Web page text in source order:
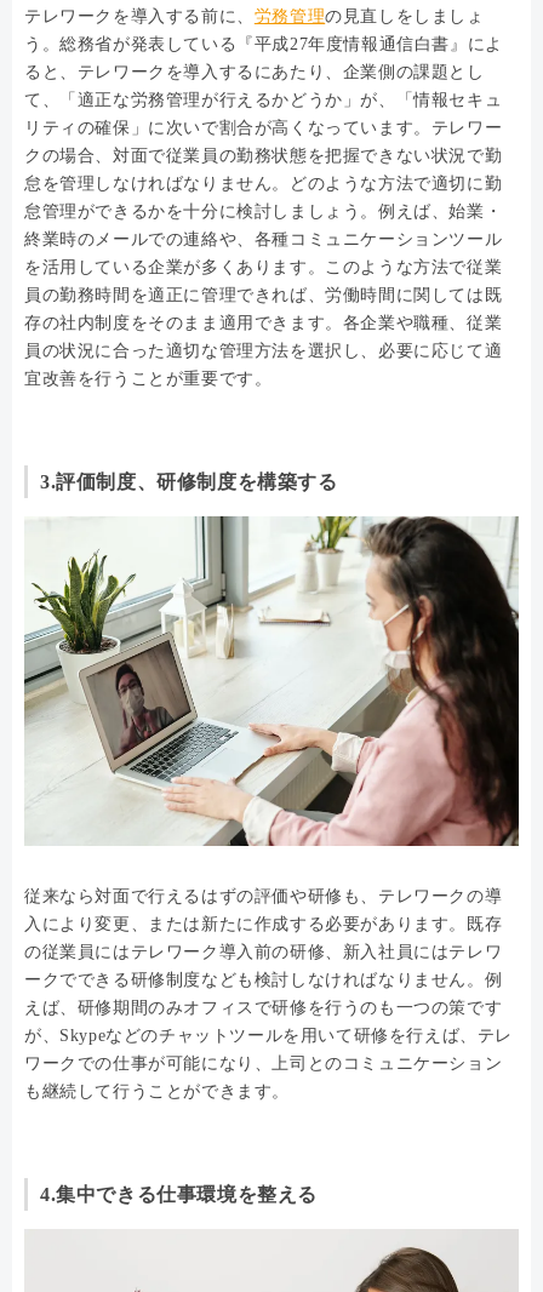
テレワークを導入する前に、 労務管理の見直しをしましょ
う。総務省が発表している『平成27年度情報通信白書』によ
ると、テレワークを導入するにあたり、企業側の課題とし
て、「適正な労務管理が行えるかどうか」が、「情報セキュ
リティの確保」に次いで割合が高くなっています。テレワー
クの場合、対面で従業員の勤務状態を把握できない状況で勤
怠を管理しなければなりません。どのような方法で適切に勤
怠管理ができるかを十分に検討しましょう。例えば、始業・
終業時のメールでの連絡や、各種コミュニケーションツール
を活用している企業が多くあります。このような方法で従業
員の勤務時間を適正に管理できれば、労働時間に関しては既
存の社内制度をそのまま適用できます。各企業や職種、従業
員の状況に合った適切な管理方法を選択し、必要に応じて適
宜改善を行うことが重要です。
3.評価制度、研修制度を構築する
従来なら対面で行えるはずの評価や研修も、テレワークの導
入により変更、または新たに作成する必要があります。既存
の従業員にはテレワーク導入前の研修、新入社員にはテレワ
ークでできる研修制度なども検討しなければなりません。例
えば、研修期間のみオフィスで研修を行うのも一つの策です
が、Skypeなどのチャットツールを用いて研修を行えば、テレ
ワークでの仕事が可能になり、上司とのコミュニケーション
も継続して行うことができます。
4.集中できる仕事環境を整える